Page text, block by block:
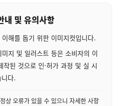
내 및 유의사항
해를 돕기 위한 이미지컷입니다.
지 및 일러스트 등은 소비자의 이
된 것으로 인·허가 과정 및 실 시
다.
상 오류가 있을 수 있으니 자세한 사항